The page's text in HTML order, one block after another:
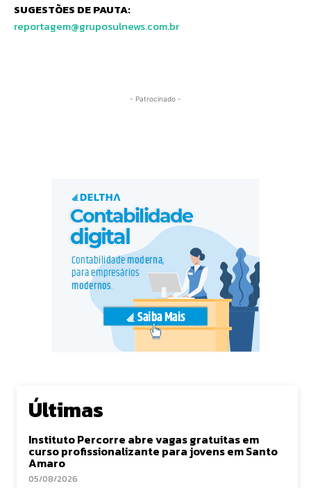
SUGESTÕES DE PAUTA:
reportagem@gruposulnews.com.br
- Patrocinado -
Últimas
Instituto Percorre abre vagas gratuitas em
curso profissionalizante para jovens em Santo
Amaro
05/08/2026